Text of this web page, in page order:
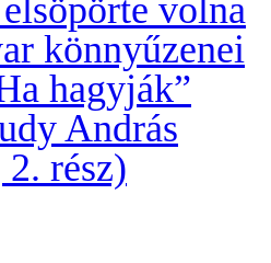
volna
könnyűzenei
hagyják”
András
rész)